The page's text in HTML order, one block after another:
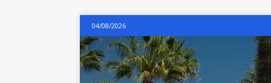
04/08/2026